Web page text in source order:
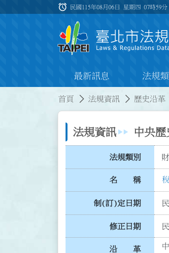
:::
alarm 民國115年08月06日 星期四07時59分
最新訊息 法規
首頁 法規資訊 歷史沿革
法規資訊 中央
法規類別
名 稱
制(訂)定日期
修正日期
沿 革